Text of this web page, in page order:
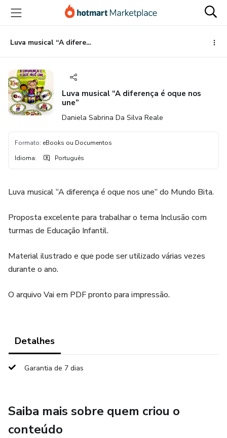
para
conteúdo
principal
para
pagamento
para
rodapé
Luva musical “A diferença é oque nos une”
Luva musical “A diferença é oque nos
une”
Daniela Sabrina Da Silva Reale
Formato: eBooks ou Documentos
Idioma: Português
Luva musical “A diferença é oque nos une” do Mundo Bita.
Proposta excelente para trabalhar o tema Inclusão com
turmas de Educação Infantil.
Material ilustrado e que pode ser utilizado várias vezes
durante o ano.
O arquivo Vai em PDF pronto para impressão.
Detalhes
Garantia de 7 dias
Saiba mais sobre quem criou o
conteúdo